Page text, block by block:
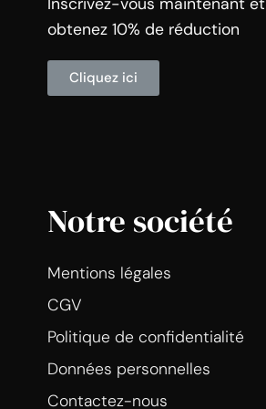
obtenez 10% de réduction
Cliquez ici
Notre société
Mentions légales
CGV
Politique de confidentialité
Données personnelles
Contactez-nous